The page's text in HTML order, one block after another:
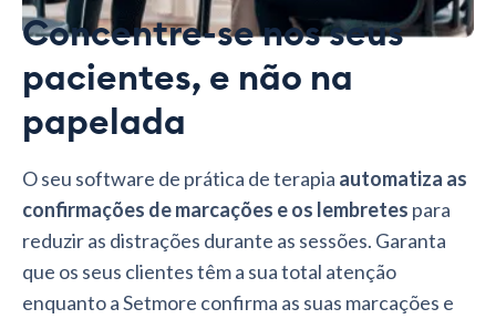
Concentre-se nos seus
pacientes, e não na
papelada
O seu software de prática de terapia automatiza as
confirmações de marcações e os lembretes para
reduzir as distrações durante as sessões. Garanta
que os seus clientes têm a sua total atenção
enquanto a Setmore confirma as suas marcações e